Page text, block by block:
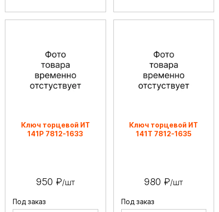
Ключ торцевой ИТ
141Р 7812-1633
950 ₽/шт
Под заказ
Ключ торцевой ИТ
141Т 7812-1635
980 ₽/шт
Под заказ